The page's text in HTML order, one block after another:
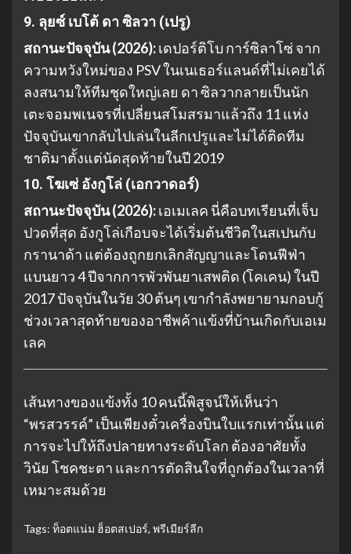
9. ลุยซ์ เบโต้ ดา ซิลวา (เปรู)
สถานะปัจจุบัน (2026):เดปอร์ติโบ การ์ซิลาโซ่ จาก
ความหวังใหม่ของ PSV ในเนเธอร์แลนด์ที่ไม่เคยได้
ลงสนามให้ทีมชุดใหญ่เลย ดา ซิลวากลายเป็นนัก
เตะจอมพเนจรที่เปลี่ยนสโมสรมาแล้วถึง 11 แห่ง
ปัจจุบันเขากลับไปเล่นในลีกเปรูและไม่ได้ติดทีม
ชาติมาตั้งแต่นัดสุดท้ายในปี 2019
10. โฆเซ่ อังกูโล่ (เอกวาดอร์)
สถานะปัจจุบัน (2026):เอเมเลค นี่คือบทเรียนที่เจ็บ
ปวดที่สุด อังกูโล่เกือบจะได้เริ่มต้นชีวิตในสเปนกับ
กรานาด้า แต่ต้องถูกยกเลิกสัญญาและโดนฟีฟ่า
แบนยาว 4 ปีจากการพัวพันยาเสพติด (โคเคน) ในปี
2017 ปัจจุบันในวัย 30 ต้นๆ เขากำลังพยายามกอบกู้
ช่วงเวลาสุดท้ายของอาชีพค้าแข้งที่บ้านเกิดกับเอเม
เลค
เส้นทางของแข้งทั้ง 10 คนนี้พิสูจน์ให้เห็นว่า
“พรสวรรค์” เป็นเพียงตั๋วเครื่องบินใบแรกเท่านั้น แต่
การจะไปให้ถึงปลายทางระดับโลก ต้องอาศัยทั้ง
วินัย โชคชะตา และการตัดสินใจที่ถูกต้องในเวลาที่
เหมาะสมด้วย
Tags: ท็อตแน่ม ฮ็อตสเปอร์, พรีเมียร์ลีก